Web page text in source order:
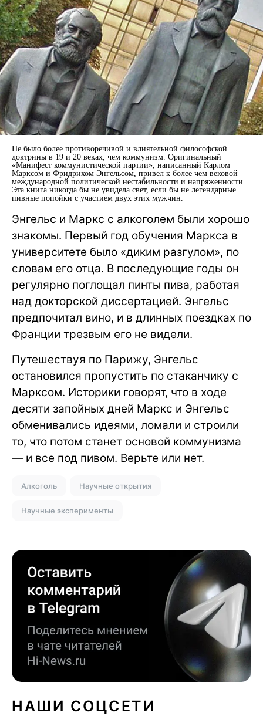
Не было более противоречивой и влиятельной философской
доктрины в 19 и 20 веках, чем коммунизм. Оригинальный
«Манифест коммунистической партии», написанный Карлом
Марксом и Фридрихом Энгельсом, привел к более чем вековой
международной политической нестабильности и напряженности.
Эта книга никогда бы не увидела свет, если бы не легендарные
пивные попойки с участием двух этих мужчин.
Энгельс и Маркс с алкоголем были хорошо
знакомы. Первый год обучения Маркса в
университете было «диким разгулом», по
словам его отца. В последующие годы он
регулярно поглощал пинты пива, работая
над докторской диссертацией. Энгельс
предпочитал вино, и в длинных поездках по
Франции трезвым его не видели.
Путешествуя по Парижу, Энгельс
остановился пропустить по стаканчику с
Марксом. Историки говорят, что в ходе
десяти запойных дней Маркс и Энгельс
обменивались идеями, ломали и строили
то, что потом станет основой коммунизма
— и все под пивом. Верьте или нет.
Алкоголь Научные открытия
Научные эксперименты
НАШИ СОЦСЕТИ